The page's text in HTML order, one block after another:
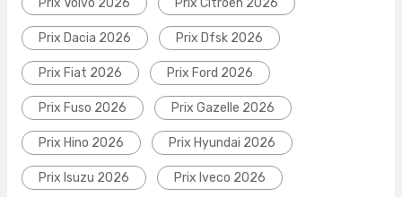
Prix Volvo 2026 Prix Citroen 2026
Prix Dacia 2026 Prix Dfsk 2026
Prix Fiat 2026 Prix Ford 2026
Prix Fuso 2026 Prix Gazelle 2026
Prix Hino 2026 Prix Hyundai 2026
Prix Isuzu 2026 Prix Iveco 2026